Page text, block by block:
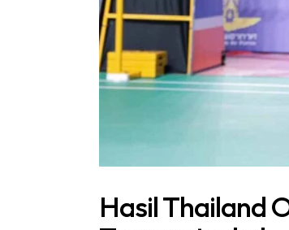
Hasil Thailand